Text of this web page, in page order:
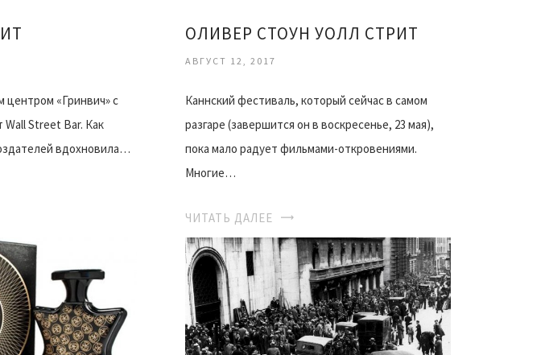
центром «Гринвич» с
Street Bar. Как
вдохновила…
ОЛИВЕР СТОУН УОЛЛ СТРИТ
АВГУСТ 12, 2017
Каннский фестиваль, который сейчас в самом
разгаре (завершится он в воскресенье, 23 мая),
пока мало радует фильмами-откровениями.
Многие…
ЧИТАТЬ ДАЛЕЕ